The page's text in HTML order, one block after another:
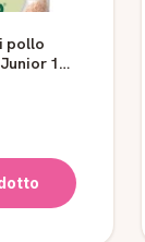
pollo
150